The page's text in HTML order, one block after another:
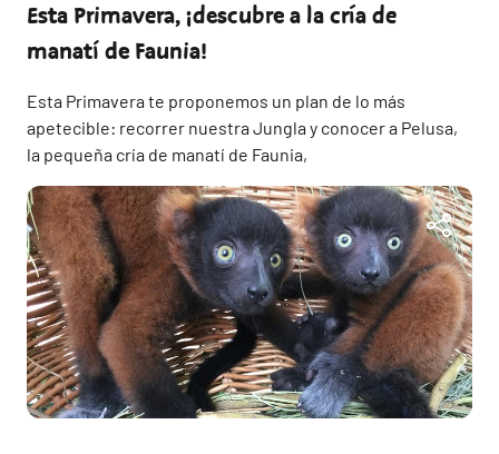
Esta Primavera, ¡descubre a la cría de
manatí de Faunia!
Esta Primavera te proponemos un plan de lo más
apetecible: recorrer nuestra Jungla y conocer a Pelusa,
la pequeña cría de manatí de Faunia,